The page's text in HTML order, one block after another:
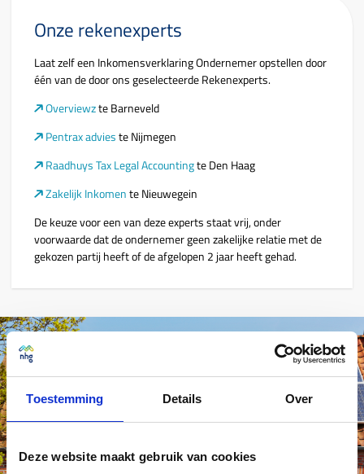
Toestemming Details Over
Deze website maakt gebruik van cookies
Onze rekenexperts
Laat zelf een Inkomensverklaring Ondernemer opstellen door
één van de door ons geselecteerde Rekenexperts.
Overviewzte Barneveld
Pentrax advieste Nijmegen
Raadhuys Tax Legal Accountingte Den Haag
Zakelijk Inkomente Nieuwegein
De keuze voor een van deze experts staat vrij, onder
voorwaarde dat de ondernemer geen zakelijke relatie met de
gekozen partij heeft of de afgelopen 2 jaar heeft gehad.
Een lagere energierekening met NHG
energierekening. Met het Energiebespaarbudget van NHG kun je
daarvoor extra lenen, of je nu een huis koopt, verbouwt of de